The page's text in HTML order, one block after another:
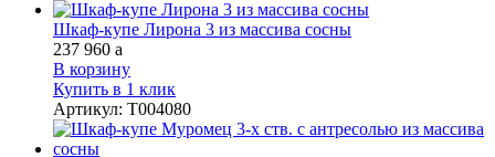
Шкаф-купе Лирона 3 из массива сосны
237 960 a
В корзину
Купить в 1 клик
Артикул: Т004080